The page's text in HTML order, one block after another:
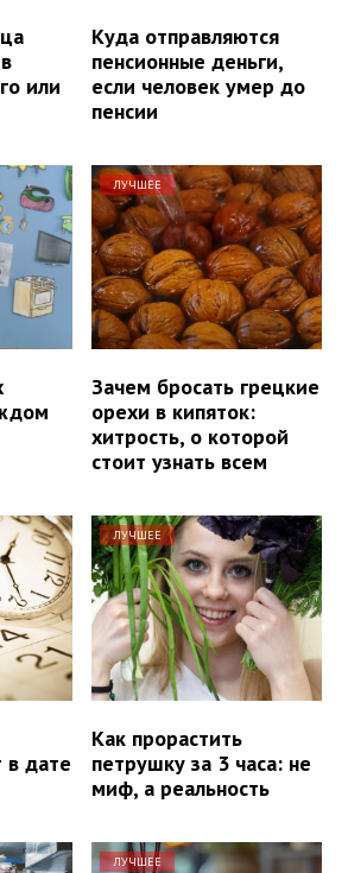
или
Куда отправляются
пенсионные деньги,
если человек умер до
пенсии
ЛУЧШЕЕ
Зачем бросать грецкие
орехи в кипяток:
хитрость, о которой
стоит узнать всем
в дате
ЛУЧШЕЕ
Как прорастить
петрушку за 3 часа: не
миф, а реальность
ЛУЧШЕЕ